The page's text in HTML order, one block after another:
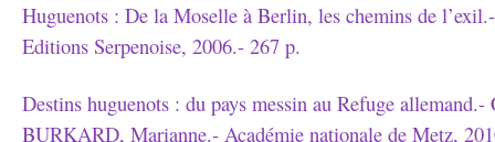
Huguenots : De la Moselle à Berlin, les chemins de
Editions Serpenoise, 2006.- 267 p.
Destins huguenots : du pays messin au Refuge
BURKARD, Marianne.- Académie nationale de Metz,